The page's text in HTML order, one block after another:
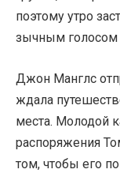
поэтому утро
зычным голосом
Джон Манглс
ждала
места. Молодой
распоряжения
том, чтобы его